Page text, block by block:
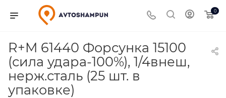
0
R+M 61440 Форсунка 15100
(сила удара-100%), 1/4внеш,
нерж.сталь (25 шт. в
упаковке)